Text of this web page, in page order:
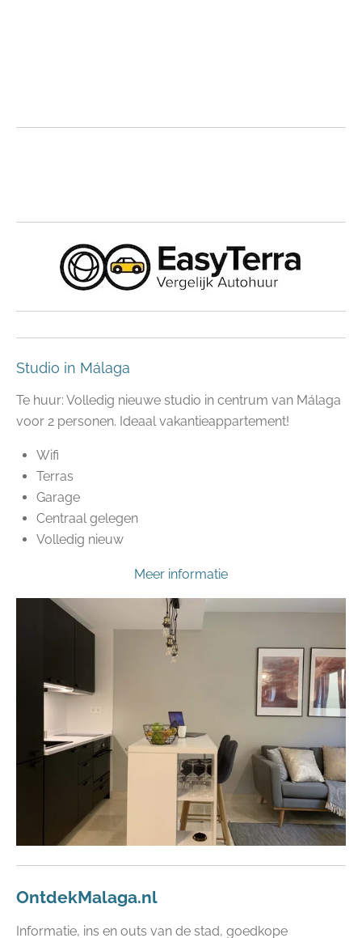
Studio in Málaga
Te huur: Volledig nieuwe studio in centrum van Málaga
voor 2 personen. Ideaal vakantieappartement!
Wifi
Terras
Garage
Centraal gelegen
Volledig nieuw
Meer informatie
OntdekMalaga.nl
Informatie, ins en outs van de stad, goedkope